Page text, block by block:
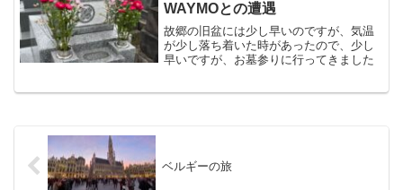
WAYMOとの遭遇
故郷の旧盆には少し早いのですが、気温
が少し落ち着いた時があったので、少し
早いですが、お墓参りに行ってきました
ベルギーの旅